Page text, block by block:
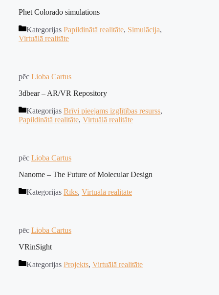
Phet Colorado simulations
Kategorijas Papildinātā realitāte, Simulācija,
Virtuālā realitāte
pēc Lioba Cartus
3dbear – AR/VR Repository
Kategorijas Brīvi pieejams izglītības resurss,
Papildinātā realitāte, Virtuālā realitāte
pēc Lioba Cartus
Nanome – The Future of Molecular Design
Kategorijas Rīks, Virtuālā realitāte
pēc Lioba Cartus
VRinSight
Kategorijas Projekts, Virtuālā realitāte